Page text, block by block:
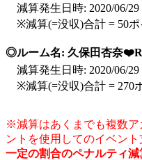
減算発生日時: 2020/06/29
※減算(=没収)合計 = 50ポ
◎ルーム名: 久保田杏奈
減算発生日時: 2020/06/29
※減算(=没収)合計 = 270
※減算はあくまでも複数ア
ントを使用してのイベン
一定の割合のペナルティ